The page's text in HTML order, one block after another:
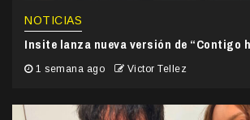
NOTICIAS
Insite lanza nueva versión de “Contigo
1 semana ago Victor Tellez